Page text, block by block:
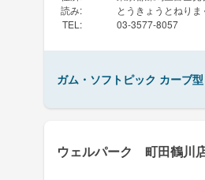
読み:
とうきょうとねり
TEL : 03-3577-8057
ガム・ソフトピック カーブ
ウェルパーク 町田鶴川